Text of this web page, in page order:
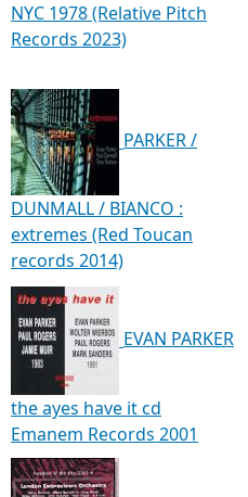
NYC 1978 (Relative Pitch
Records 2023)
PARKER /
DUNMALL / BIANCO :
extremes (Red Toucan
records 2014)
EVAN PARKER
the ayes have it cd
Emanem Records 2001